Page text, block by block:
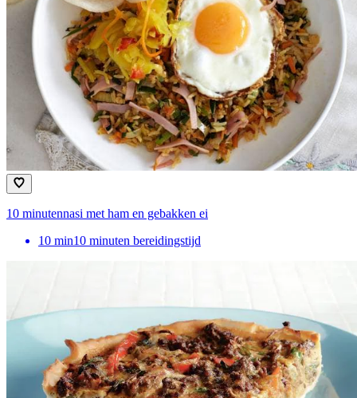
10 minutennasi met ham en gebakken ei
10 min10 minuten bereidingstijd